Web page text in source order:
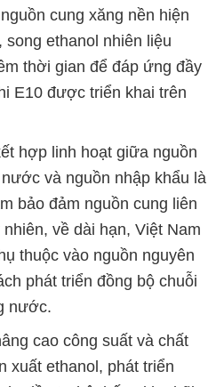
cung xăng nền hiện
ethanol nhiên liệu
thời gian để đáp ứng đầy
E10 được triển khai trên
hợp linh hoạt giữa nguồn
và nguồn nhập khẩu là
bảo đảm nguồn cung liên
về dài hạn, Việt Nam
thuộc vào nguồn nguyên
phát triển đồng bộ chuỗi
nước.
cao công suất và chất
xuất ethanol, phát triển